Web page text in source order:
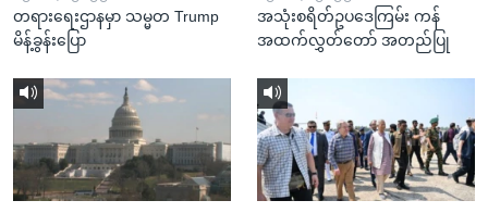
တရားရေးဌာနမှာ သမ္မတ Trump
မိန့်ခွန်းပြော
အသုံးစရိတ်ဥပဒေကြမ်း ကန်
အထက်လွှတ်တော် အတည်ပြု